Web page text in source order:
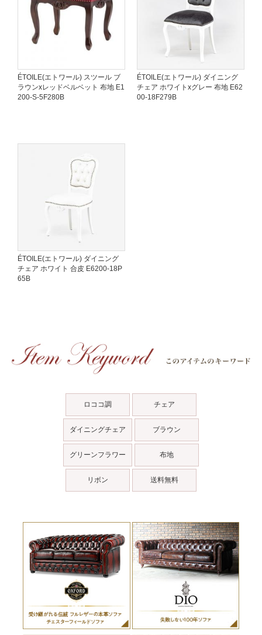
ÉTOILE(エトワール) スツール ブ
ラウンxレッドベルベット 布地 E1
200-S-5F280B
ÉTOILE(エトワール) ダイニング
チェア ホワイトxグレー 布地 E62
00-18F279B
ÉTOILE(エトワール) ダイニング
チェア ホワイト 合皮 E6200-18P
65B
ロココ調 チェア
ダイニングチェア ブラウン
グリーンフラワー 布地
リボン 送料無料